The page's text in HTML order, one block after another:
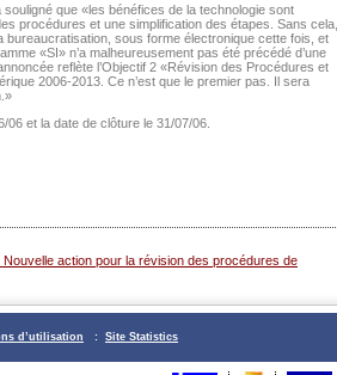
que «les bénéfices de la technologie sont
procédures et une simplification des étapes. Sans cela,
sous forme électronique cette fois, et
«SI» n’a malheureusement pas été précédé d’une
reflète l’Objectif 2 «Révision des Procédures et
2006-2013. Ce n’est que le premier pas. Il sera
et la date de clôture le 31/07/06.
action pour la révision des procédures de
d’utilisation : Site Statistics